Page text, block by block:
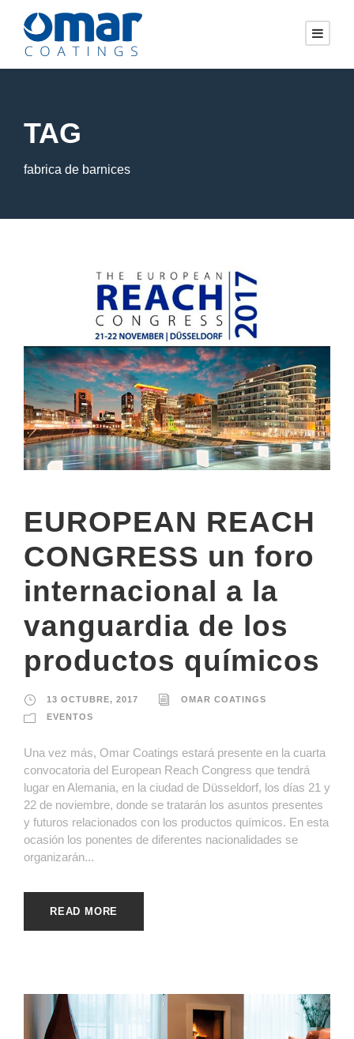
TAG
fabrica de barnices
EUROPEAN REACH
CONGRESS un foro
internacional a la
vanguardia de los
productos químicos
13 OCTUBRE, 2017
OMAR COATINGS
EVENTOS
Una vez más, Omar Coatings estará presente en la cuarta
convocatoria del European Reach Congress que tendrá
lugar en Alemania, en la ciudad de Düsseldorf, los días 21 y
22 de noviembre, donde se tratarán los asuntos presentes
y futuros relacionados con los productos químicos. En esta
ocasión los ponentes de diferentes nacionalidades se
organizarán...
READ MORE